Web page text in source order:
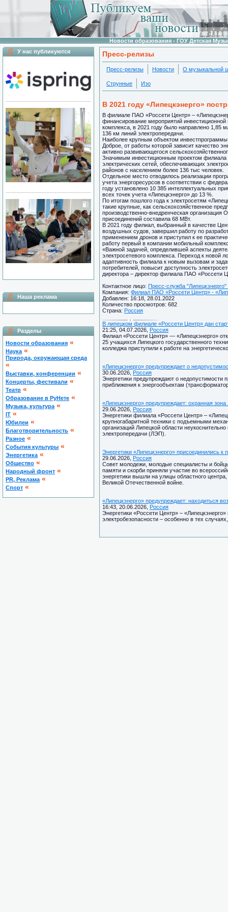
Новости образования - ГОУ Детская
У нас публикуются
Наша реклама
Разделы
Новости образования «
Наука «
Природа, окружающая среда
«
Выставки, конференции «
Концерты, фестивали «
Театр «
Образование в РуНете «
Музыка, культура «
IT «
Юбилеи «
Благотворительность «
Разное «
Cобытия культуры «
Энергетика «
Общество «
Народный фронт «
PR, Реклама «
Спорт «
Пресс-релизы
Пресс-релизы Новости О музыкальной
Струнные Изо
В 2021 году «Липецкэнерго»
В филиале ПАО «Россети Центр» –
финансирование мероприятий
комплекса, в 2021 году было направлено
136 км линий электропередачи.
Наиболее крупным объектом
Доброе, от работы которой зависит качество
активно развивающегося
Значимым инвестиционным проектом филиала
электрических сетей, обеспечивающих
районов с населением более 136 тыс человек.
Отдельное место отводилось реализации
учета энергоресурсов в соответствии с
году установлено 10 385 интеллектуальных
всех точек учета «Липецкэнерго» до 13 %.
По итогам пошлого года к электросетям
такие крупные, как сельскохозяйственное
производственно-внедренческая
присоединений составила 68 МВт.
В 2021 году филиал, выбранный в качестве
воздушных судов, завершил работу по
применением дронов и приступил к ее
работу первый в компании мобильный
«Важной задачей, определившей аспекты
электросетевого комплекса. Переход к новой
адаптивность филиала к новым вызовам и
потребителей, повысит доступность
директора – директор филиала ПАО «Россети
Контактное лицо: Пресс-служба
Компания: Филиал ПАО «Россети Центр» -
Добавлен: 16:18, 28.01.2022
Количество просмотров: 682
Страна: Россия
В липецком филиале «Россети Центр» дан
21:25, 04.07.2026, Россия
Филиал «Россети Центр» — «Липецкэнерго»
25 учащихся Липецкого государственного
колледжа приступили к работе на
«Липецкэнерго» предупреждает о
30.06.2026, Россия
Энергетики предупреждают о недопустимости
приближения к энергообъектам
«Липецкэнерго» предупреждает: охранная
29.06.2026, Россия
Энергетики филиала «Россети Центр» –
крупногабаритной техники с подъемными
организаций Липецкой области
электропередачи (ЛЭП).
Энергетики «Липецкэнерго» присоединились к
29.06.2026, Россия
Совет молодежи, молодые специалисты и
памяти и скорби приняли участие во
энергетики вышли на улицы областного
Великой Отечественной войне.
«Липецкэнерго» предупреждает: находиться
16:43, 20.06.2026, Россия
Энергетики «Россети Центр» –
электробезопасности – особенно в тех